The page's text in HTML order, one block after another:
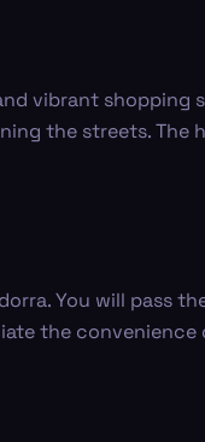
vibrant shopping
the streets. The
You will pass
the